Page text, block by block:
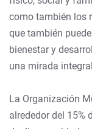
como también los
que también
bienestar y
una mirada
La Organización
alrededor del 15%